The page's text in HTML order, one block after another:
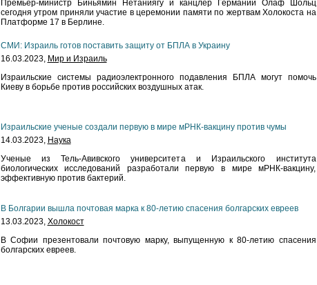
Премьер-министр Биньямин Нетаниягу и канцлер Германии Олаф Шольц
сегодня утром приняли участие в церемонии памяти по жертвам Холокоста на
Платформе 17 в Берлине.
СМИ: Израиль готов поставить защиту от БПЛА в Украину
16.03.2023, Мир и Израиль
Израильские системы радиоэлектронного подавления БПЛА могут помочь
Киеву в борьбе против российских воздушных атак.
Израильские ученые создали первую в мире мРНК-вакцину против чумы
14.03.2023, Наука
Ученые из Тель-Авивского университета и Израильского института
биологических исследований разработали первую в мире мРНК-вакцину,
эффективную против бактерий.
В Болгарии вышла почтовая марка к 80-летию спасения болгарских евреев
13.03.2023, Холокост
В Софии презентовали почтовую марку, выпущенную к 80-летию спасения
болгарских евреев.